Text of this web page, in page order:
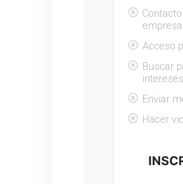
empresa
Acceso
Buscar
Enviar
Hacer